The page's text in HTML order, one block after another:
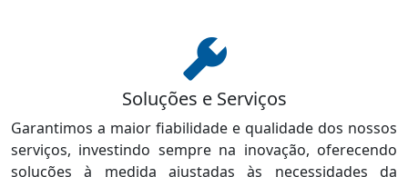
Soluções e Serviços
Garantimos a maior fiabilidade e qualidade dos nossos
serviços, investindo sempre na inovação, oferecendo
soluções à medida ajustadas às necessidades da